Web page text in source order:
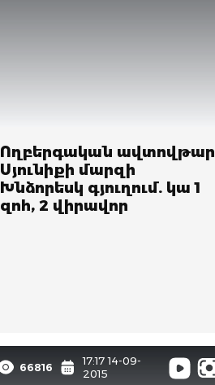
Ողբերգական ավտովթար
Սյունիքի մարզի
Խնձորեսկ գյուղում. կա 1
զոհ, 2 վիրավոր
66816
17:17 14-09-
2015